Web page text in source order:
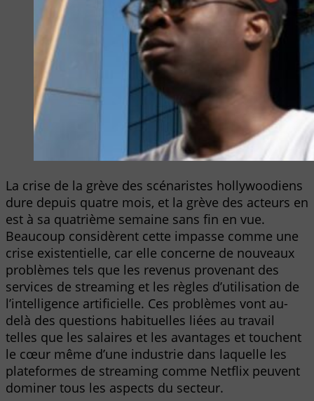
La crise de la grève des scénaristes hollywoodiens
dure depuis quatre mois, et la grève des acteurs en
est à sa quatrième semaine sans fin en vue.
Beaucoup considèrent cette impasse comme une
crise existentielle, car elle concerne de nouveaux
problèmes tels que les revenus provenant des
services de streaming et les règles d’utilisation de
l’intelligence artificielle. Ces problèmes vont au-
delà des questions habituelles liées au travail
telles que les salaires et les avantages et touchent
le cœur même d’une industrie dans laquelle les
plateformes de streaming comme Netflix peuvent
dominer tous les aspects du secteur.